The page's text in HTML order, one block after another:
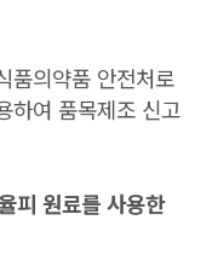
품의약품 안전처로
하여 품목제조 신고
원료를 사용한